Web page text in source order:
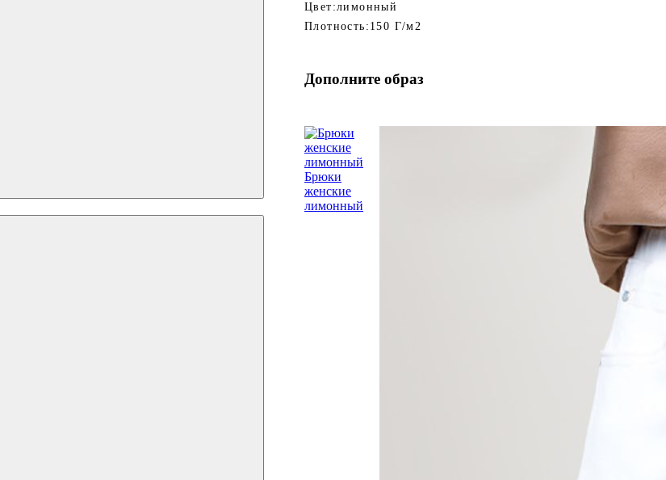
Цвет:лимонный
Плотность: 150 Г/м2
Дополните образ
Брюки
женские
лимонный